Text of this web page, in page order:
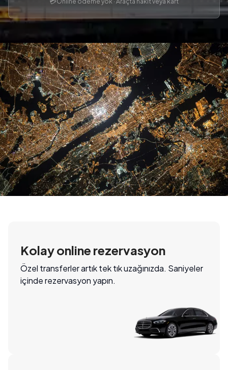
Kolay online rezervasyon
Özel transferler artık tek tık uzağınızda. Saniyeler
içinde rezervasyon yapın.